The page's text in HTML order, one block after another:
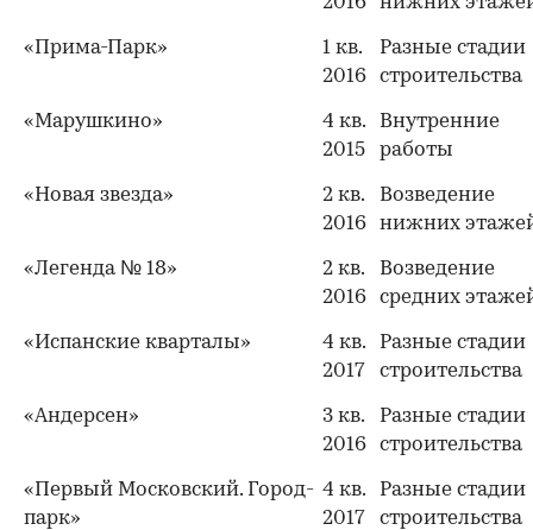
«Прима-Парк»
1 кв.
2016
Разные стадии
строительства
«Марушкино»
4 кв.
2015
Внутренние
работы
«Новая звезда»
2 кв.
2016
Возведение
нижних
«Легенда № 18»
2 кв.
2016
Возведение
средних
«Испанские кварталы»
4 кв.
2017
Разные стадии
строительства
«Андерсен»
3 кв.
2016
Разные стадии
строительства
«Первый Московский. Город-
парк»
4 кв.
2017
Разные стадии
строительства